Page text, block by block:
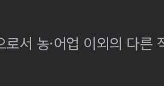
로서 농·어업 이외의 다른